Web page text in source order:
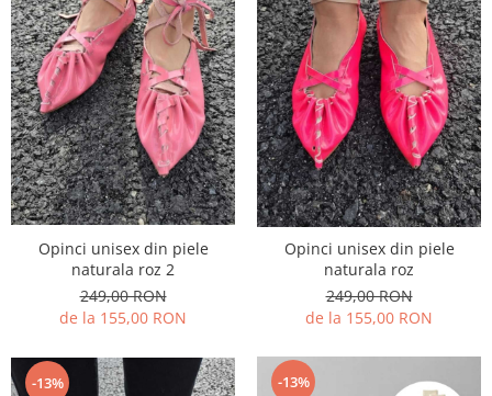
Opinci unisex din piele
naturala roz 2
249,00 RON
de la 155,00 RON
Opinci unisex din piele
naturala roz
249,00 RON
de la 155,00 RON
-13% -13%